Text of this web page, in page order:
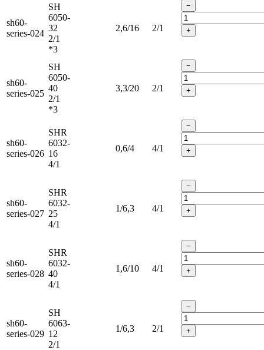
sh60-
series-024
SH
6050-
32
2/1
*3
2,6/16 2/1
−
+
sh60-
series-025
SH
6050-
40
2/1
*3
3,3/20 2/1
−
+
sh60-
series-026
SHR
6032-
16
4/1
0,6/4 4/1
−
+
sh60-
series-027
SHR
6032-
25
4/1
1/6,3 4/1
−
+
sh60-
series-028
SHR
6032-
40
4/1
1,6/10 4/1
−
+
sh60-
series-029
SH
6063-
12
2/1
1/6,3 2/1
−
+